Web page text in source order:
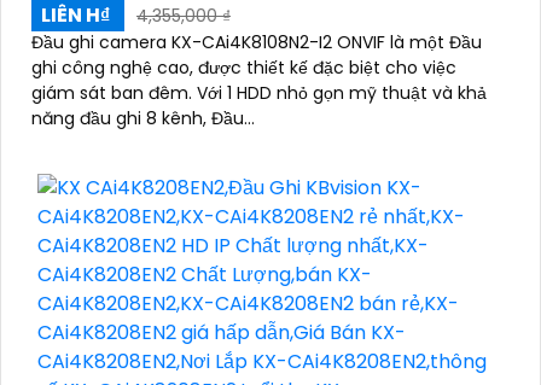
LIÊN H₫
4,355,000 ₫
Đầu ghi camera KX-CAi4K8108N2-I2 ONVIF là một Đầu
ghi công nghệ cao, được thiết kế đặc biệt cho việc
giám sát ban đêm. Với 1 HDD nhỏ gọn mỹ thuật và khả
năng đầu ghi 8 kênh, Đầu...